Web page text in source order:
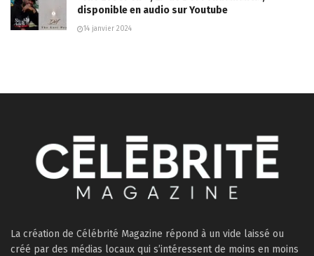
disponible en audio sur Youtube
14 janvier 2024
La création de Célébrité Magazine répond à un vide laissé ou
créé par des médias locaux qui s’intéressent de moins en moins